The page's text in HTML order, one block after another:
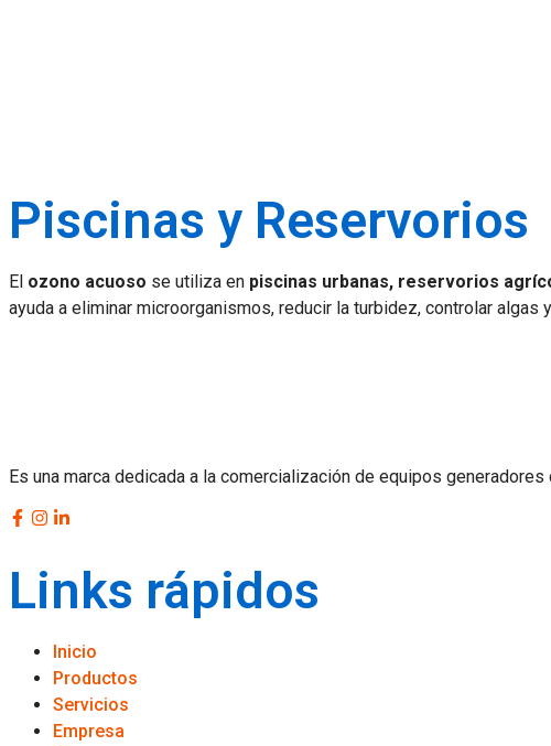
Piscinas y Reservorios
El ozono acuoso se utiliza en piscinas urbanas, reservorios
ayuda a eliminar microorganismos, reducir la turbidez, controlar
Es una marca dedicada a la comercialización de equipos
Links rápidos
Inicio
Productos
Servicios
Empresa